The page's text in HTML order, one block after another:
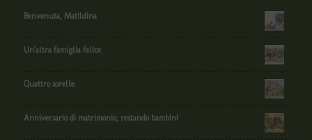
Benvenuta, Matildina
Un'altra famiglia felice
Quattro sorelle
Anniversario di matrimonio, restando bambini